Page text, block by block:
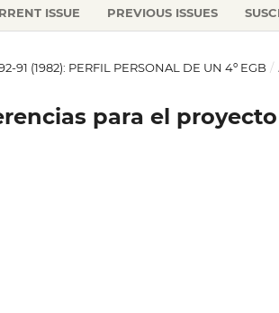
ISSUE PREVIOUS ISSUES
91 (1982): PERFIL PERSONAL DE UN 4º EGB /
para el